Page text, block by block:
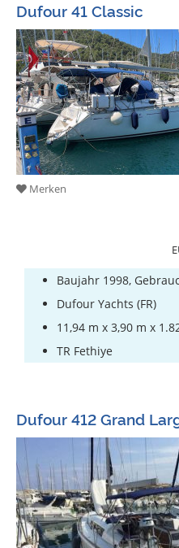
Dufour 41 Classic
Merken
Baujahr 1998,
Dufour Yachts (FR)
11,94 m x 3,90 m x
TR Fethiye
Dufour 412 Grand